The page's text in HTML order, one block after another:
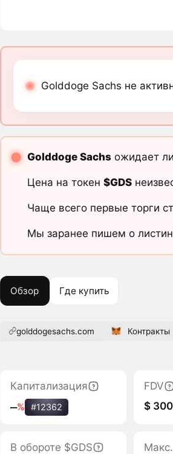
Golddoge Sachs не
Golddoge Sachsожидает
Цена на токен $GDS
Чаще всего первые торги
Мы заранее пишем о
Обзор Где купить
golddogesachs.com Контракты
Капитализация
‒% #12362
FDV
$
В обороте $GDS